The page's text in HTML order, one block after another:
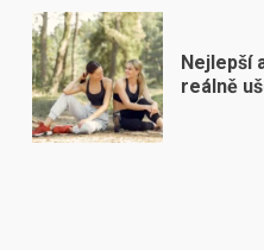
Nejlepší
reálně